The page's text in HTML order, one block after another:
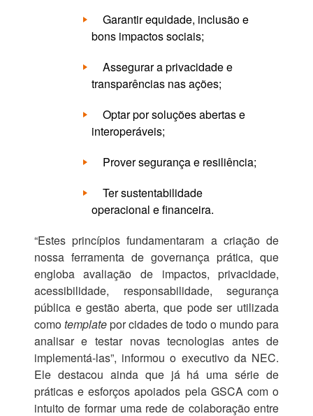
Garantir equidade, inclusão e
bons impactos sociais;
Assegurar a privacidade e
transparências nas ações;
Optar por soluções abertas e
interoperáveis;
Prover segurança e resiliência;
Ter sustentabilidade
operacional e financeira.
“Estes princípios fundamentaram a criação de
nossa ferramenta de governança prática, que
engloba avaliação de impactos, privacidade,
acessibilidade, responsabilidade, segurança
pública e gestão aberta, que pode ser utilizada
comotemplatepor cidades de todo o mundo para
analisar e testar novas tecnologias antes de
implementá-las”, informou o executivo da NEC.
Ele destacou ainda que já há uma série de
práticas e esforços apoiados pela GSCA com o
intuito de formar uma rede de colaboração entre